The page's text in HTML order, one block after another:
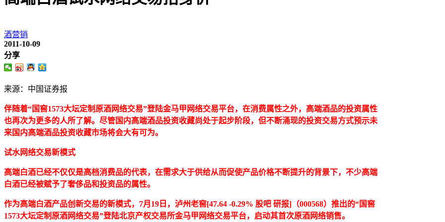
酒营销
2011-10-09
分享
来源：中国证券报
伴随着“国窖1573大坛定制原酒网络交易”登陆金马甲网络交易平台，在消费属性之外，高端酒品的投资属性
也再次为更多的人所了解。尽管国内高端酒品投资收藏尚处于起步阶段，但不断涌现的投资交易方式预示未
来国内高端酒品投资收藏市场将会大有可为。
试水网络交易新模式
高端白酒已经不仅仅是高档消费品的代表，在需求大于供给从而促使产品价格不断提升的背景下，不少高端
白酒已经被赋予了奢侈品和投资品的属性。
作为高端白酒产品创新交易的新模式，7月19日，泸州老窖[47.64 -0.29% 股吧 研报] （000568）推出的“国窖
1573大坛定制原酒网络交易”登陆北京产权交易所金马甲网络交易平台，启动其首次原酒网络销售。